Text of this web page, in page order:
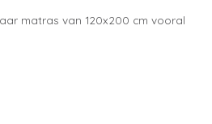
matras van 120x200 cm vooral